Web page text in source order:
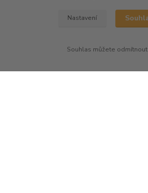
Nastavení
Souhlas můžete odmítnout